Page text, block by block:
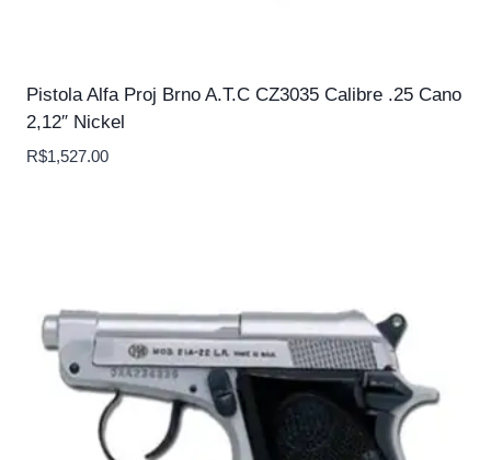
Pistola Alfa Proj Brno A.T.C CZ3035 Calibre .25 Cano
2,12″ Nickel
R$1,527.00